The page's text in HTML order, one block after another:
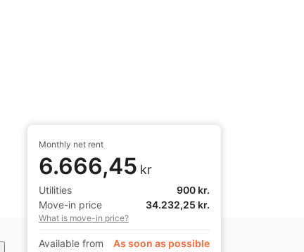
Monthly net rent
6.666,45 kr
Utilities
900 kr.
Move-in price
34.232,25 kr.
What is move-in price?
Available from
As soon as possible